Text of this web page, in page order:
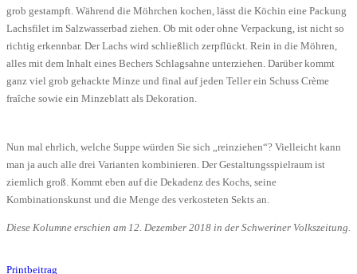
grob gestampft. Während die Möhrchen kochen, lässt die Köchin eine Packung
Lachsfilet im Salzwasserbad ziehen. Ob mit oder ohne Verpackung, ist nicht so
richtig erkennbar. Der Lachs wird schließlich zerpflückt. Rein in die Möhren,
alles mit dem Inhalt eines Bechers Schlagsahne unterziehen. Darüber kommt
ganz viel grob gehackte Minze und final auf jeden Teller ein Schuss Crème
fraîche sowie ein Minzeblatt als Dekoration.
Nun mal ehrlich, welche Suppe würden Sie sich „reinziehen“? Vielleicht kann
man ja auch alle drei Varianten kombinieren. Der Gestaltungsspielraum ist
ziemlich groß. Kommt eben auf die Dekadenz des Kochs, seine
Kombinationskunst und die Menge des verkosteten Sekts an.
Diese Kolumne erschien am 12. Dezember 2018 in der Schweriner Volkszeitung.
Printbeitrag